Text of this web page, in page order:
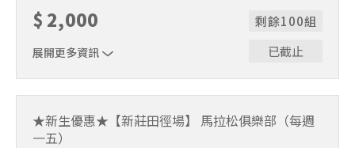
$ 2,000
展開更多資訊
剩餘100組
已截止
★新生優惠★【新莊田徑場】 馬拉松俱樂部（每週
一五）